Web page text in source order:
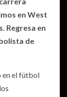
en West
Regresa en
de
en el fútbol